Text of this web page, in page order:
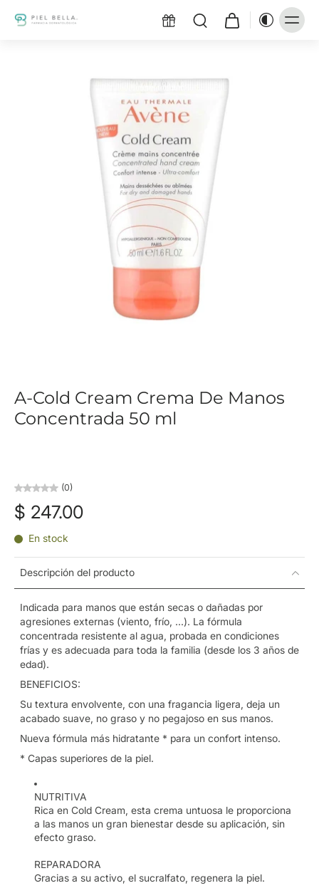
A-Cold Cream Crema De Manos
Concentrada 50 ml
(0)
$ 247.00
En stock
Descripción del producto
Indicada para manos que están secas o dañadas por
agresiones externas (viento, frío, ...). La fórmula
concentrada resistente al agua, probada en condiciones
frías y es adecuada para toda la familia (desde los 3 años de
edad).
BENEFICIOS:
Su textura envolvente, con una fragancia ligera, deja un
acabado suave, no graso y no pegajoso en sus manos.
Nueva fórmula más hidratante * para un confort intenso.
* Capas superiores de la piel.
NUTRITIVA
Rica en Cold Cream, esta crema untuosa le proporciona
a las manos un gran bienestar desde su aplicación, sin
efecto graso.
REPARADORA
Gracias a su activo, el sucralfato, regenera la piel.